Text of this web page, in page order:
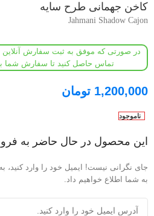
کاخن جهمانی طرح سایه
Jahmani Shadow Cajon
تماس حاصل کنید تا سفارش شما
1,200,000 تومان
ناموجود
این محصول در حال حاضر به
جای نگرانی نیست! ایمیل خود را وارد کنید،
به شما اطلاع خواهیم داد.